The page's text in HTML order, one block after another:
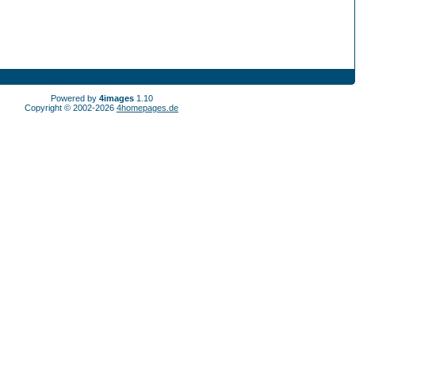
Powered by 4images1.10
Copyright © 2002-2026 4homepages.de